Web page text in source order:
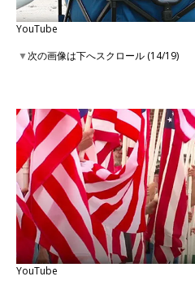
YouTube
▼次の画像は下へスクロール (14/19)
YouTube